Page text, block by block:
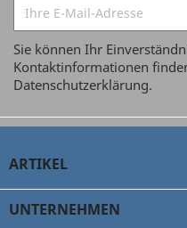
Sie können Ihr
Kontaktinformationen
Datenschutzerklärung.
ARTIKEL
UNTERNEHMEN